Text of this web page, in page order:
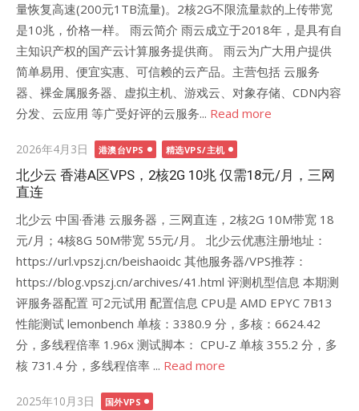
量恢复高速(200元1TB流量)。2核2G不限流量款的上传带宽
是10兆，价格一样。 雨云简介 雨云成立于2018年，是具有自
主知识产权的国产云计算服务提供商。 雨云为广大用户提供
简单易用、便宜实惠、可信赖的云产品。主营包括 云服务
器、裸金属服务器、虚拟主机、游戏云、对象存储、CDN内容
分发、云应用 等广受好评的云服务... Read more
Posted
on
2026年4月3日 港澳台VPS 精选VPS/主机
北少云 香港A区VPS，2核2G 10兆 仅需18元/月，三网
直连
北少云 中国·香港 云服务器，三网直连，2核2G 10M带宽 18
元/月；4核8G 50M带宽 55元/月。 北少云优惠注册地址：
https://url.vpszj.cn/beishaoidc 其他服务器/VPS推荐：
https://blog.vpszj.cn/archives/41.html 评测机型信息 本期测
评服务器配置 可2元试用 配置信息 CPU是 AMD EPYC 7B13
性能测试 lemonbench 单核：3380.9 分，多核：6624.42
分，多线程倍率 1.96x 测试脚本： CPU-Z 单核 355.2 分，多
核 731.4 分，多线程倍率 ... Read more
Posted
2025年10月3日 国外VPS